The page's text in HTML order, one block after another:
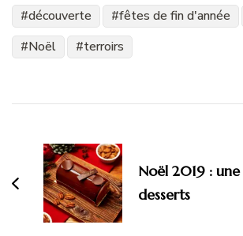
découverte
fêtes de fin d'année
Noël
terroirs
d'article
Noël 2019 :
desserts